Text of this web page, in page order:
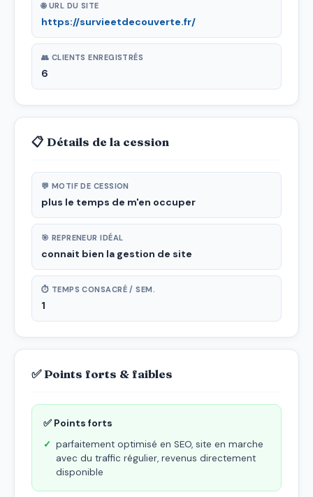
🌐 URL DU SITE
https://survieetdecouverte.fr/
👥 CLIENTS ENREGISTRÉS
6
📋 Détails de la cession
💬 MOTIF DE CESSION
plus le temps de m'en occuper
🎯 REPRENEUR IDÉAL
connait bien la gestion de site
⏱ TEMPS CONSACRÉ / SEM.
1
✅ Points forts & faibles
✅ Points forts
parfaitement optimisé en SEO, site en marche
avec du traffic régulier, revenus directement
disponible